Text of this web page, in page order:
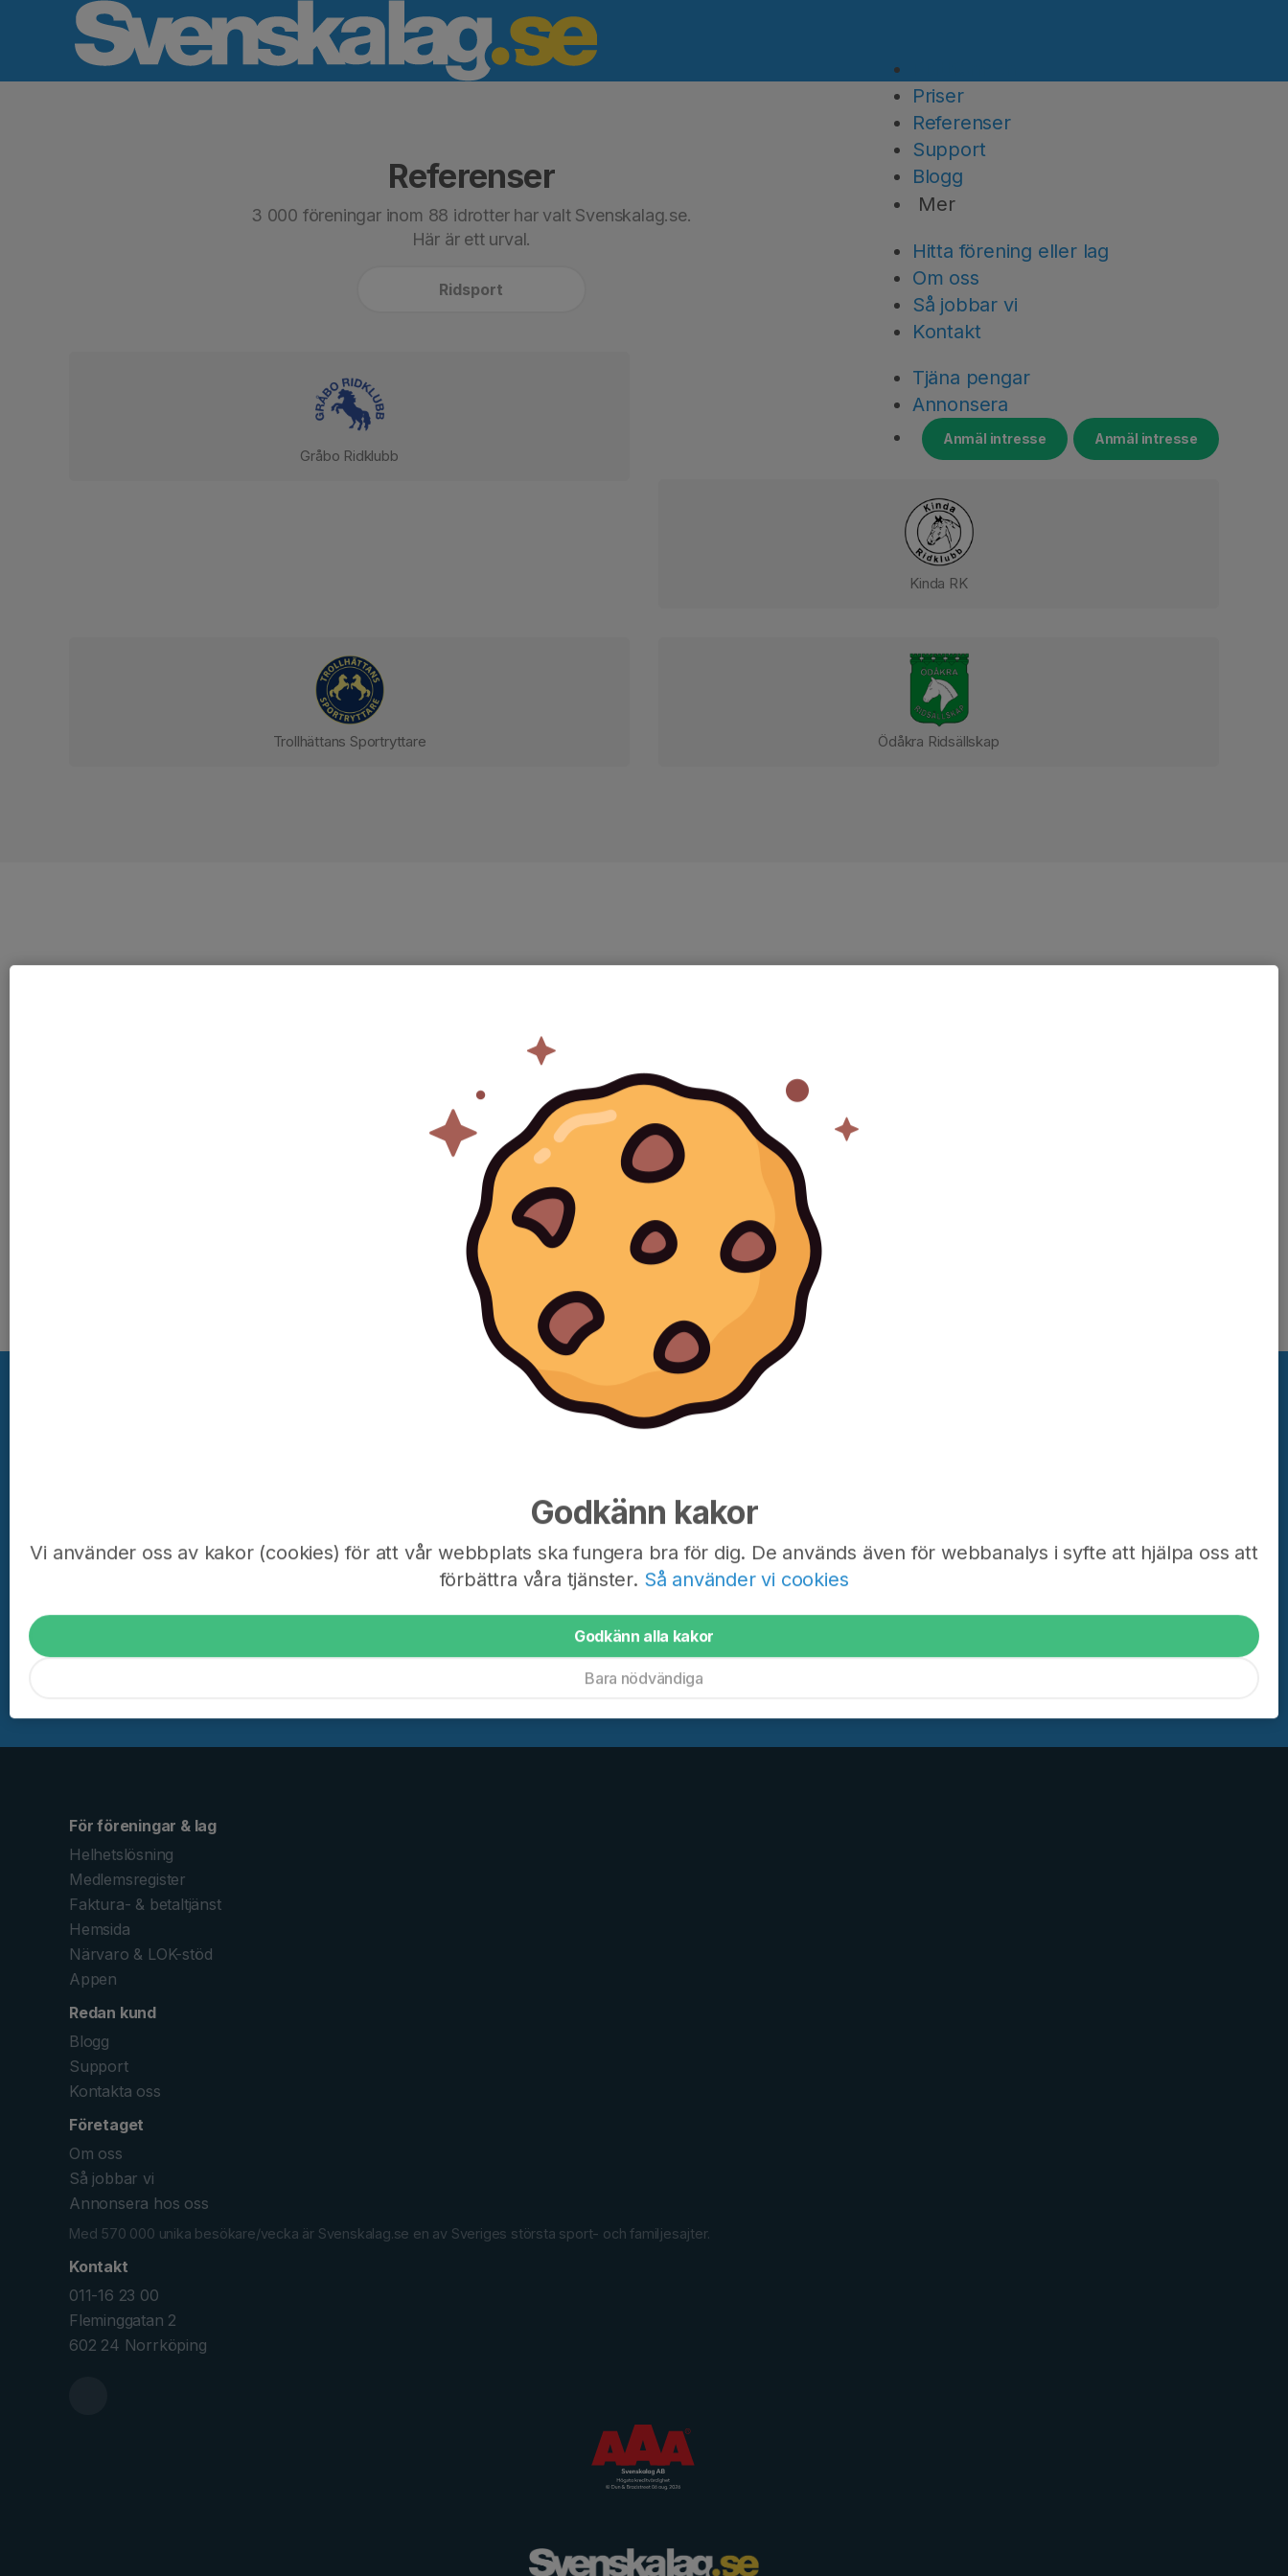
Priser
Referenser
Support
Blogg
Mer
Hitta förening eller lag
Om oss
Så jobbar vi
Kontakt
Tjäna pengar
Annonsera
Anmäl intresse Anmäl intresse
Referenser
3 000 föreningar inom 88 idrotter har valt Svenskalag.se.
Här är ett urval.
Ridsport
Gråbo Ridklubb
Kinda RK
Trollhättans Sportryttare Ödåkra Ridsällskap
Komma igång med Svenskalag.se?
Min förening vill veta mer Min förening vill veta mer
För föreningar & lag
Helhetslösning
Medlemsregister
Faktura- & betaltjänst
Hemsida
Närvaro & LOK-stöd
Appen
Redan kund
Blogg
Support
Kontakta oss
Företaget
Om oss
Så jobbar vi
Annonsera hos oss
Med 570 000 unika besökare/vecka är Svenskalag.se en av Sveriges största sport- och familjesajter.
Kontakt
011-16 23 00
Fleminggatan 2
602 24 Norrköping
Godkänn kakor
Vi använder oss av kakor (cookies) för att vår webbplats ska fungera bra för dig. De används även för webbanalys i syfte att hjälpa oss att
förbättra våra tjänster. Så använder vi cookies
Godkänn alla kakor
Bara nödvändiga